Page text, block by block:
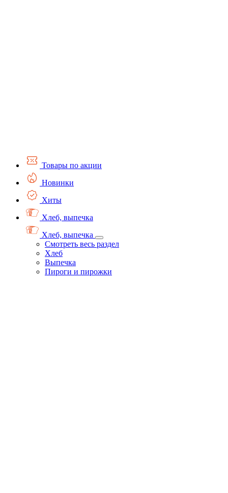
Товары по акции
Новинки
Хиты
Хлеб, выпечка
Хлеб, выпечка
Смотреть весь раздел
Хлеб
Выпечка
Пироги и пирожки